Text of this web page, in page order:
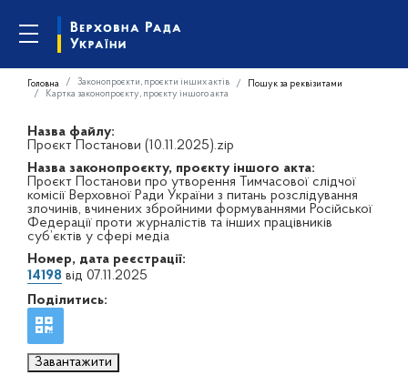
Головна Законопроєкти, проєкти інших актів
Пошук за реквізитами
Картка законопроєкту, проєкту іншого акта
Назва файлу:
Проєкт Постанови (10.11.2025).zip
Назва законопроєкту, проєкту іншого акта:
Проєкт Постанови про утворення Тимчасової слідчої
комісії Верховної Ради України з питань розслідування
злочинів, вчинених збройними формуваннями Російської
Федерації проти журналістів та інших працівників
суб’єктів у сфері медіа
Номер, дата реєстрації:
14198 від 07.11.2025
Поділитись:
Завантажити